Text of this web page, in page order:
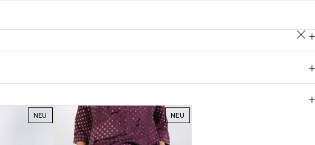
NEU NEU